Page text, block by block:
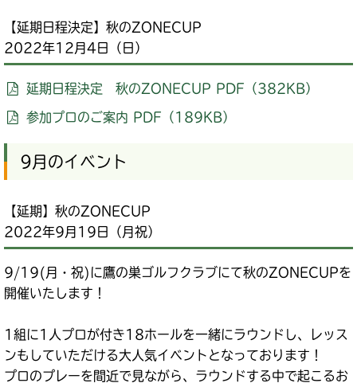
【延期日程決定】秋のZONECUP
2022年12月4日（日）
延期日程決定 秋のZONECUP PDF（382KB）
参加プロのご案内 PDF（189KB）
9月のイベント
【延期】秋のZONECUP
2022年9月19日（月祝）
9/19(月・祝)に鷹の巣ゴルフクラブにて秋のZONECUPを
開催いたします！
1組に1人プロが付き18ホールを一緒にラウンドし、レッス
ンもしていただける大人気イベントとなっております！
プロのプレーを間近で見ながら、ラウンドする中で起こるお